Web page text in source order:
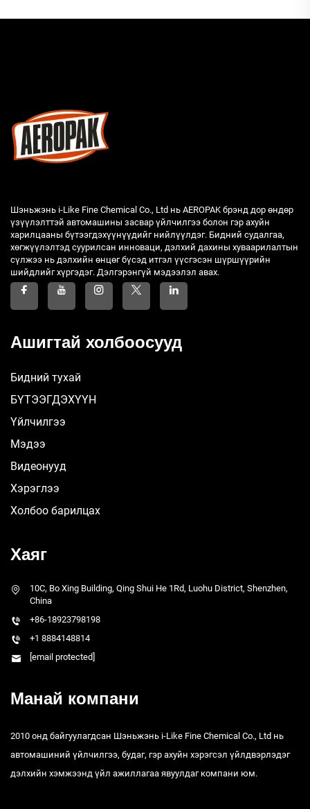
Шэньжэнь i-Like Fine Chemical Co., Ltd нь AEROPAK брэнд дор өндөр
үзүүлэлттэй автомашины засвар үйлчилгээ болон гэр ахуйн
харилцааны бүтээгдэхүүнүүдийг нийлүүлдэг. Бидний судалгаа,
хөгжүүлэлтэд суурилсан инноваци, дэлхий дахины хуваарилалтын
сүлжээ нь дэлхийн өнцөг бүсэд итгэл үүсгэсэн шүршүүрийн
шийдлийг хүргэдэг. Дэлгэрэнгүй мэдээлэл авах.
Ашигтай холбоосууд
Бидний тухай
БҮТЭЭГДЭХҮҮН
Үйлчилгээ
Мэдээ
Видеонууд
Хэрэглээ
Холбоо барилцах
Хаяг
10C, Bo Xing Building, Qing Shui He 1Rd, Luohu District, Shenzhen,
China
+86-18923798198
+1 8884148814
[email protected]
Манай компани
2010 онд байгуулагдсан Шэньжэнь i-Like Fine Chemical Co., Ltd нь
автомашиний үйлчилгээ, будаг, гэр ахуйн хэрэгсэл үйлдвэрлэдэг
дэлхийн хэмжээнд үйл ажиллагаа явуулдаг компани юм.